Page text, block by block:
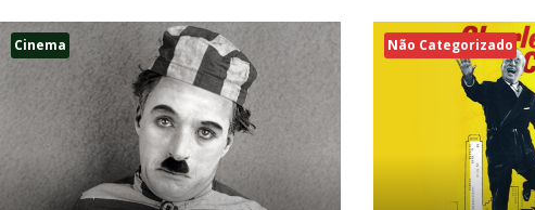
Cinema Não Categorizado